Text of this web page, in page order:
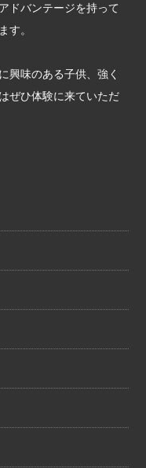
ドバンテージを持って
す。
興味のある子供、強く
ぜひ体験に来ていただ